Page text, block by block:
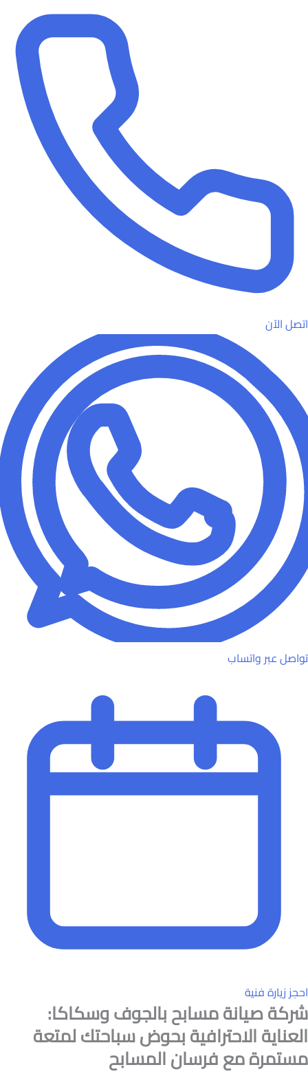
اتصل الآن
تواصل عبر واتساب
احجز زيارة فنية
شركة صيانة مسابح بالجوف وسكاكا:
العناية الاحترافية بحوض سباحتك لمتعة
مستمرة مع فرسان المسابح